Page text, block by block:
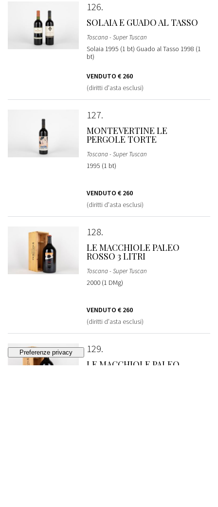
126
SOLAIA E GUADO AL TASSO
Toscana - Super Tuscan
Solaia 1995 (1 bt) Guado al Tasso 1998 (1
bt)
VENDUTO € 260
(diritti d'asta esclusi)
127
MONTEVERTINE LE
PERGOLE TORTE
Toscana - Super Tuscan
1995 (1 bt)
VENDUTO € 260
(diritti d'asta esclusi)
128
LE MACCHIOLE PALEO
ROSSO 3 LITRI
Toscana - Super Tuscan
2000 (1 DMg)
VENDUTO € 260
(diritti d'asta esclusi)
129
LE MACCHIOLE PALEO